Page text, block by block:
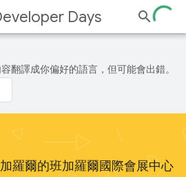
Days
翻譯成你偏好的語言，但可能會出錯。
羅爾的班加羅爾國際會展中心